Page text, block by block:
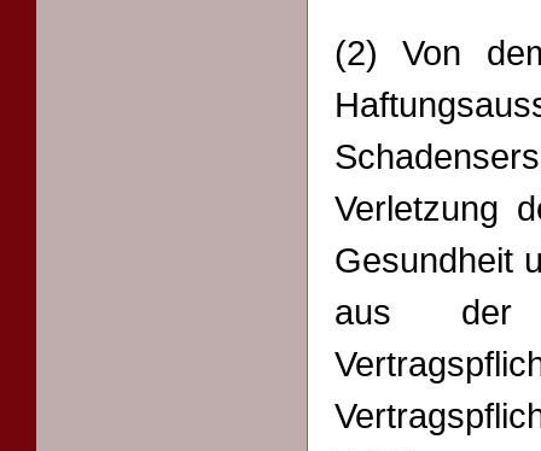
(2) Von
Verletzung
Gesundheit
aus der